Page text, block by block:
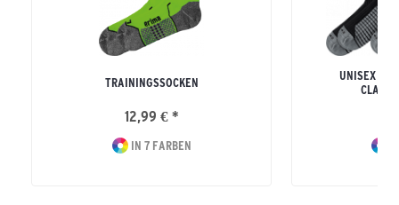
TRAININGSSOCKEN
12,99 € *
IN 7 FARBEN
UNISEX